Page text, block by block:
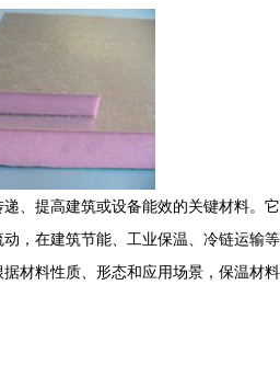
、提高建筑或设备能效的关键材料。它
，在建筑节能、工业保温、冷链运输等
材料性质、形态和应用场景，保温材料